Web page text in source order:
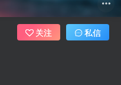
关注 私信